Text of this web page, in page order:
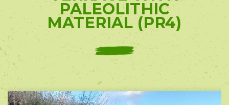
PALEOLITHIC
MATERIAL (PR4)